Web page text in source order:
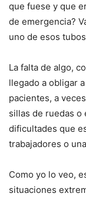
que fuese y que
de emergencia?
uno de esos
La falta de algo,
llegado a obligar
pacientes, a
sillas de ruedas o
dificultades que
trabajadores o
Como yo lo veo,
situaciones